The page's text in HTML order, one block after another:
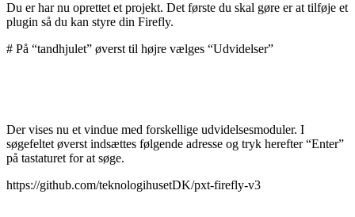
Du er har nu oprettet et projekt. Det første du skal gøre er at tilføje et
plugin så du kan styre din Firefly.
# På “tandhjulet” øverst til højre vælges “Udvidelser”
Der vises nu et vindue med forskellige udvidelsesmoduler. I
søgefeltet øverst indsættes følgende adresse og tryk herefter “Enter”
på tastaturet for at søge.
https://github.com/teknologihusetDK/pxt-firefly-v3